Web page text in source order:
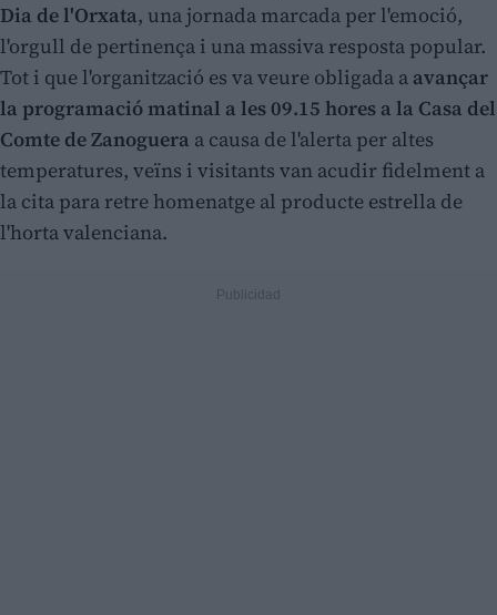
Dia de l'Orxata, una jornada marcada per l'emoció,
l'orgull de pertinença i una massiva resposta popular.
Tot i que l'organització es va veure obligada a avançar
la programació matinal a les 09.15 hores a la Casa del
Comte de Zanoguera a causa de l'alerta per altes
temperatures, veïns i visitants van acudir fidelment a
la cita para retre homenatge al producte estrella de
l'horta valenciana.